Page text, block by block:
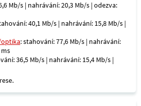
Mb/s | nahrávání: 20,3 Mb/s | odezva:
40,1 Mb/s | nahrávání: 15,8 Mb/s |
optika: stahování: 77,6 Mb/s | nahrávání:
ms
36,5 Mb/s | nahrávání: 15,4 Mb/s |